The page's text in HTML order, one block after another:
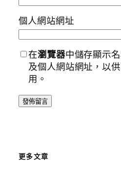
個人網站網址
在瀏覽器中儲存顯示
及個人網站網址，以
用。
更多文章